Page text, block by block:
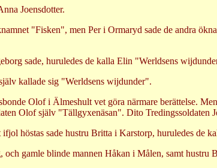
Joensdotter.
"Fisken", men Per i Ormaryd sade de andra
sade, huruledes de kalla Elin "Werldsens
kallade sig "Werldsens wijdunder".
Olof i Älmeshult vet göra närmare berättelse.
Olof själv "Tällgyxenäsan". Dito Tredingssoldaten
ifjol höstas sade hustru Britta i Karstorp, huruledes de
gamle blinde mannen Håkan i Målen, samt